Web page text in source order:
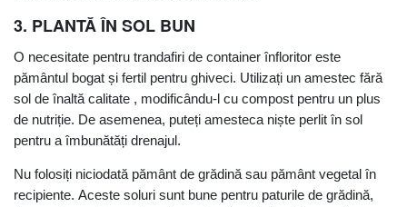
3. PLANTĂ ÎN SOL BUN
O necesitate pentru trandafiri de container înfloritor este
pământul bogat și fertil pentru ghiveci. Utilizați un amestec fără
sol de înaltă calitate , modificându-l cu compost pentru un plus
de nutriție. De asemenea, puteți amesteca niște perlit în sol
pentru a îmbunătăți drenajul.
Nu folosiți niciodată pământ de grădină sau pământ vegetal în
recipiente. Aceste soluri sunt bune pentru paturile de grădină,